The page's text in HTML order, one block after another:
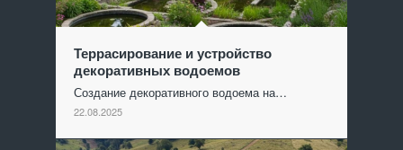
Террасирование и устройство
декоративных водоемов
Создание декоративного водоема на…
22.08.2025